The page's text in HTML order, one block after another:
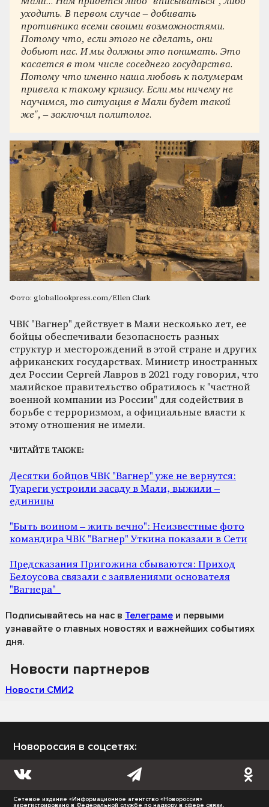
уходить. В первом случае – добивать
противника всеми своими возможностями.
Потому что, если этого не сделать, они
добьют нас. И мы должны это понимать. Это
касается в том числе соседнего государства.
Потому что именно наша любовь к полумерам
привела к такому кризису. Если мы ничему не
научимся, то ситуация в Мали будет такой
же", – заключил политолог.
Фото: globallookpress.com/Ellen Clark
ЧВК "Вагнер" действует в Мали несколько лет, ее
бойцы обеспечивали безопасность разных
структур и месторождений в этой стране и других
африканских государствах. Министр иностранных
дел России Сергей Лавров в 2021 году говорил, что
малийское правительство обратилось к "частной
военной компании из России" для содействия в
борьбе с терроризмом, а официальные власти к
этому отношения не имели.
ЧИТАЙТЕ ТАКЖЕ:
Десятки бойцов ЧВК "Вагнер" уже не вернутся:
Туареги устроили засаду в Мали, выжили –
единицы
"Быть воином – жить вечно": Неизвестные фото
командира ЧВК "Вагнер" Уткина показали в Сети
Предсказания Пригожина сбываются: Приход
Белоусова связали с заявлениями основателя
"Вагнера"
Подписывайтесь на нас в Телеграме и первыми
узнавайте о главных новостях и важнейших событиях
дня.
Новости партнеров
Новости СМИ2
Новороссия в соцсетях:
Сетевое издание «Информационное агентство «Новороссия»
зарегистрировано в Федеральной службе по надзору в сфере связи,